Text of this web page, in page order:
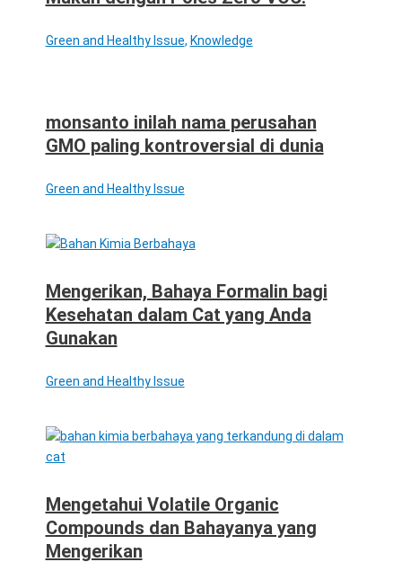
Green and Healthy Issue, Knowledge
monsanto inilah nama perusahan
GMO paling kontroversial di dunia
Green and Healthy Issue
Mengerikan, Bahaya Formalin bagi
Kesehatan dalam Cat yang Anda
Gunakan
Green and Healthy Issue
Mengetahui Volatile Organic
Compounds dan Bahayanya yang
Mengerikan